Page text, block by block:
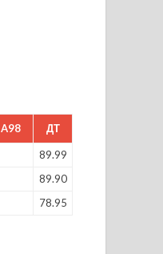
A98 ДТ
89.99
89.90
78.95